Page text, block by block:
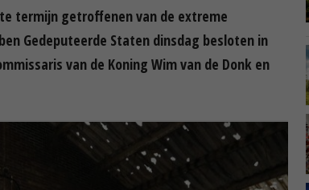
termijn getroffenen van de extreme
Gedeputeerde Staten dinsdag besloten in
van de Koning Wim van de Donk en